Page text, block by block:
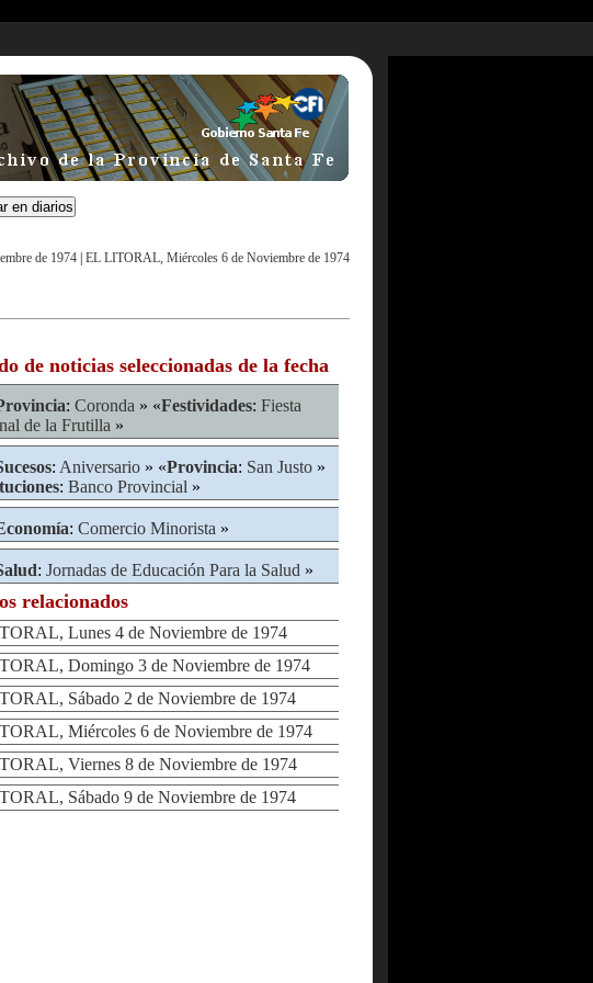
de 1974 EL LITORAL, Miércoles 6 de Noviembre de 1974
de noticias seleccionadas de la fecha
: Coronda » «Festividades: Fiesta
de la Frutilla »
: Aniversario » «Provincia: San Justo »
: Banco Provincial »
: Comercio Minorista »
: Jornadas de Educación Para la Salud »
relacionados
Lunes 4 de Noviembre de 1974
Domingo 3 de Noviembre de 1974
Sábado 2 de Noviembre de 1974
Miércoles 6 de Noviembre de 1974
Viernes 8 de Noviembre de 1974
Sábado 9 de Noviembre de 1974